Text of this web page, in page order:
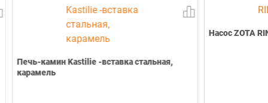
Печь-камин Kastilie -вставка стальная,
карамель
Насос ZOTA